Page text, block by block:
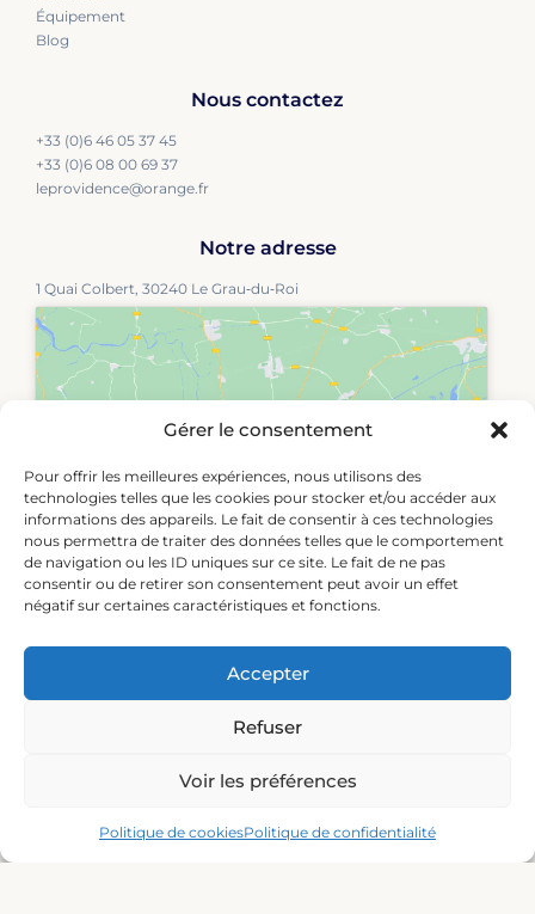
Gérer le consentement
Pour offrir les meilleures expériences, nous utilisons des
technologies telles que les cookies pour stocker et/ou accéder aux
informations des appareils. Le fait de consentir à ces technologies
nous permettra de traiter des données telles que le comportement
de navigation ou les ID uniques sur ce site. Le fait de ne pas
consentir ou de retirer son consentement peut avoir un effet
négatif sur certaines caractéristiques et fonctions.
Accepter
Refuser
Voir les préférences
Politique de cookiesPolitique de confidentialité
Équipement
Blog
Nous contactez
+33 (0)6 46 05 37 45
+33 (0)6 08 00 69 37
leprovidence@orange.fr
Notre adresse
1 Quai Colbert, 30240 Le Grau‑du‑Roi
marketing et activer ce contenu
Moyens de paiement acceptés
Nos partenaires :